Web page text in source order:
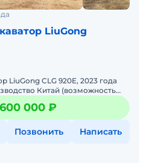
LiuGong
LiuGong CLG 920E, 2023 года
Китай (возможность
лизинг). Экскаватор
000 ₽
Позвонить Написать